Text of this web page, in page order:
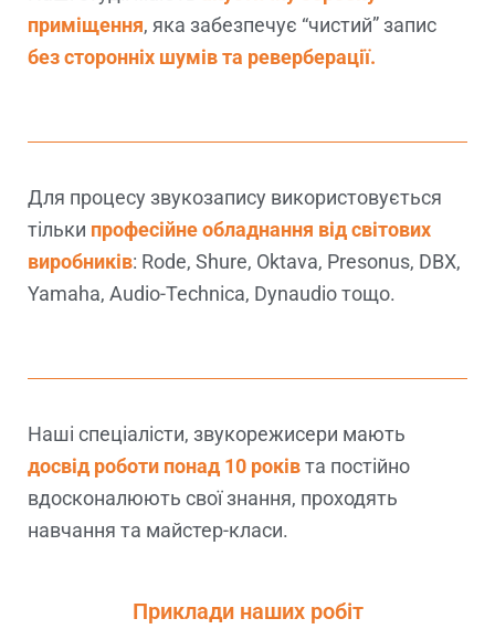
приміщення, яка забезпечує “чистий” запис
без сторонніх шумів та реверберації.
Для процесу звукозапису використовується
тільки професійне обладнання від світових
виробників: Rode, Shure, Oktava, Presonus, DBX,
Yamaha, Audio-Technica, Dynaudio тощо.
Наші спеціалісти, звукорежисери мають
досвід роботи понад 10 роківта постійно
вдосконалюють свої знання, проходять
навчання та майстер-класи.
Приклади наших робіт